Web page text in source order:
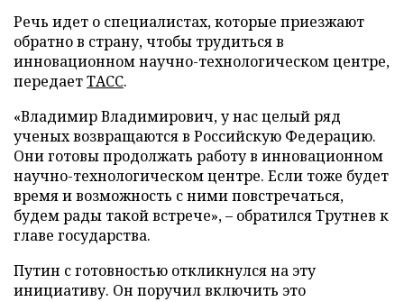
Речь идет о специалистах, которые приезжают
обратно в страну, чтобы трудиться в
инновационном научно-технологическом центре,
передаетТАСС.
«Владимир Владимирович, у нас целый ряд
ученых возвращаются в Российскую Федерацию.
Они готовы продолжать работу в инновационном
научно-технологическом центре. Если тоже будет
время и возможность с ними повстречаться,
будем рады такой встрече», – обратился Трутнев к
главе государства.
Путин с готовностью откликнулся на эту
инициативу. Он поручил включить это